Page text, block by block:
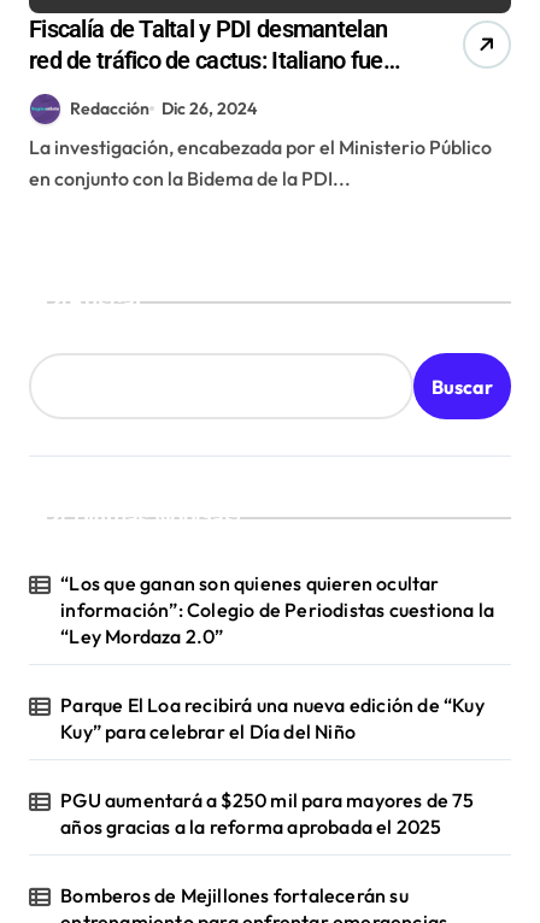
Fiscalía de Taltal y PDI desmantelan
red de tráfico de cactus: Italiano fue
condenado y expulsado del país
Redacción Dic 26, 2024
La investigación, encabezada por el Ministerio Público
en conjunto con la Bidema de la PDI...
Buscar
Buscar
¡Ultimas Noticias!
“Los que ganan son quienes quieren ocultar
información”: Colegio de Periodistas cuestiona la
“Ley Mordaza 2.0”
Parque El Loa recibirá una nueva edición de “Kuy
Kuy” para celebrar el Día del Niño
PGU aumentará a $250 mil para mayores de 75
años gracias a la reforma aprobada el 2025
Bomberos de Mejillones fortalecerán su